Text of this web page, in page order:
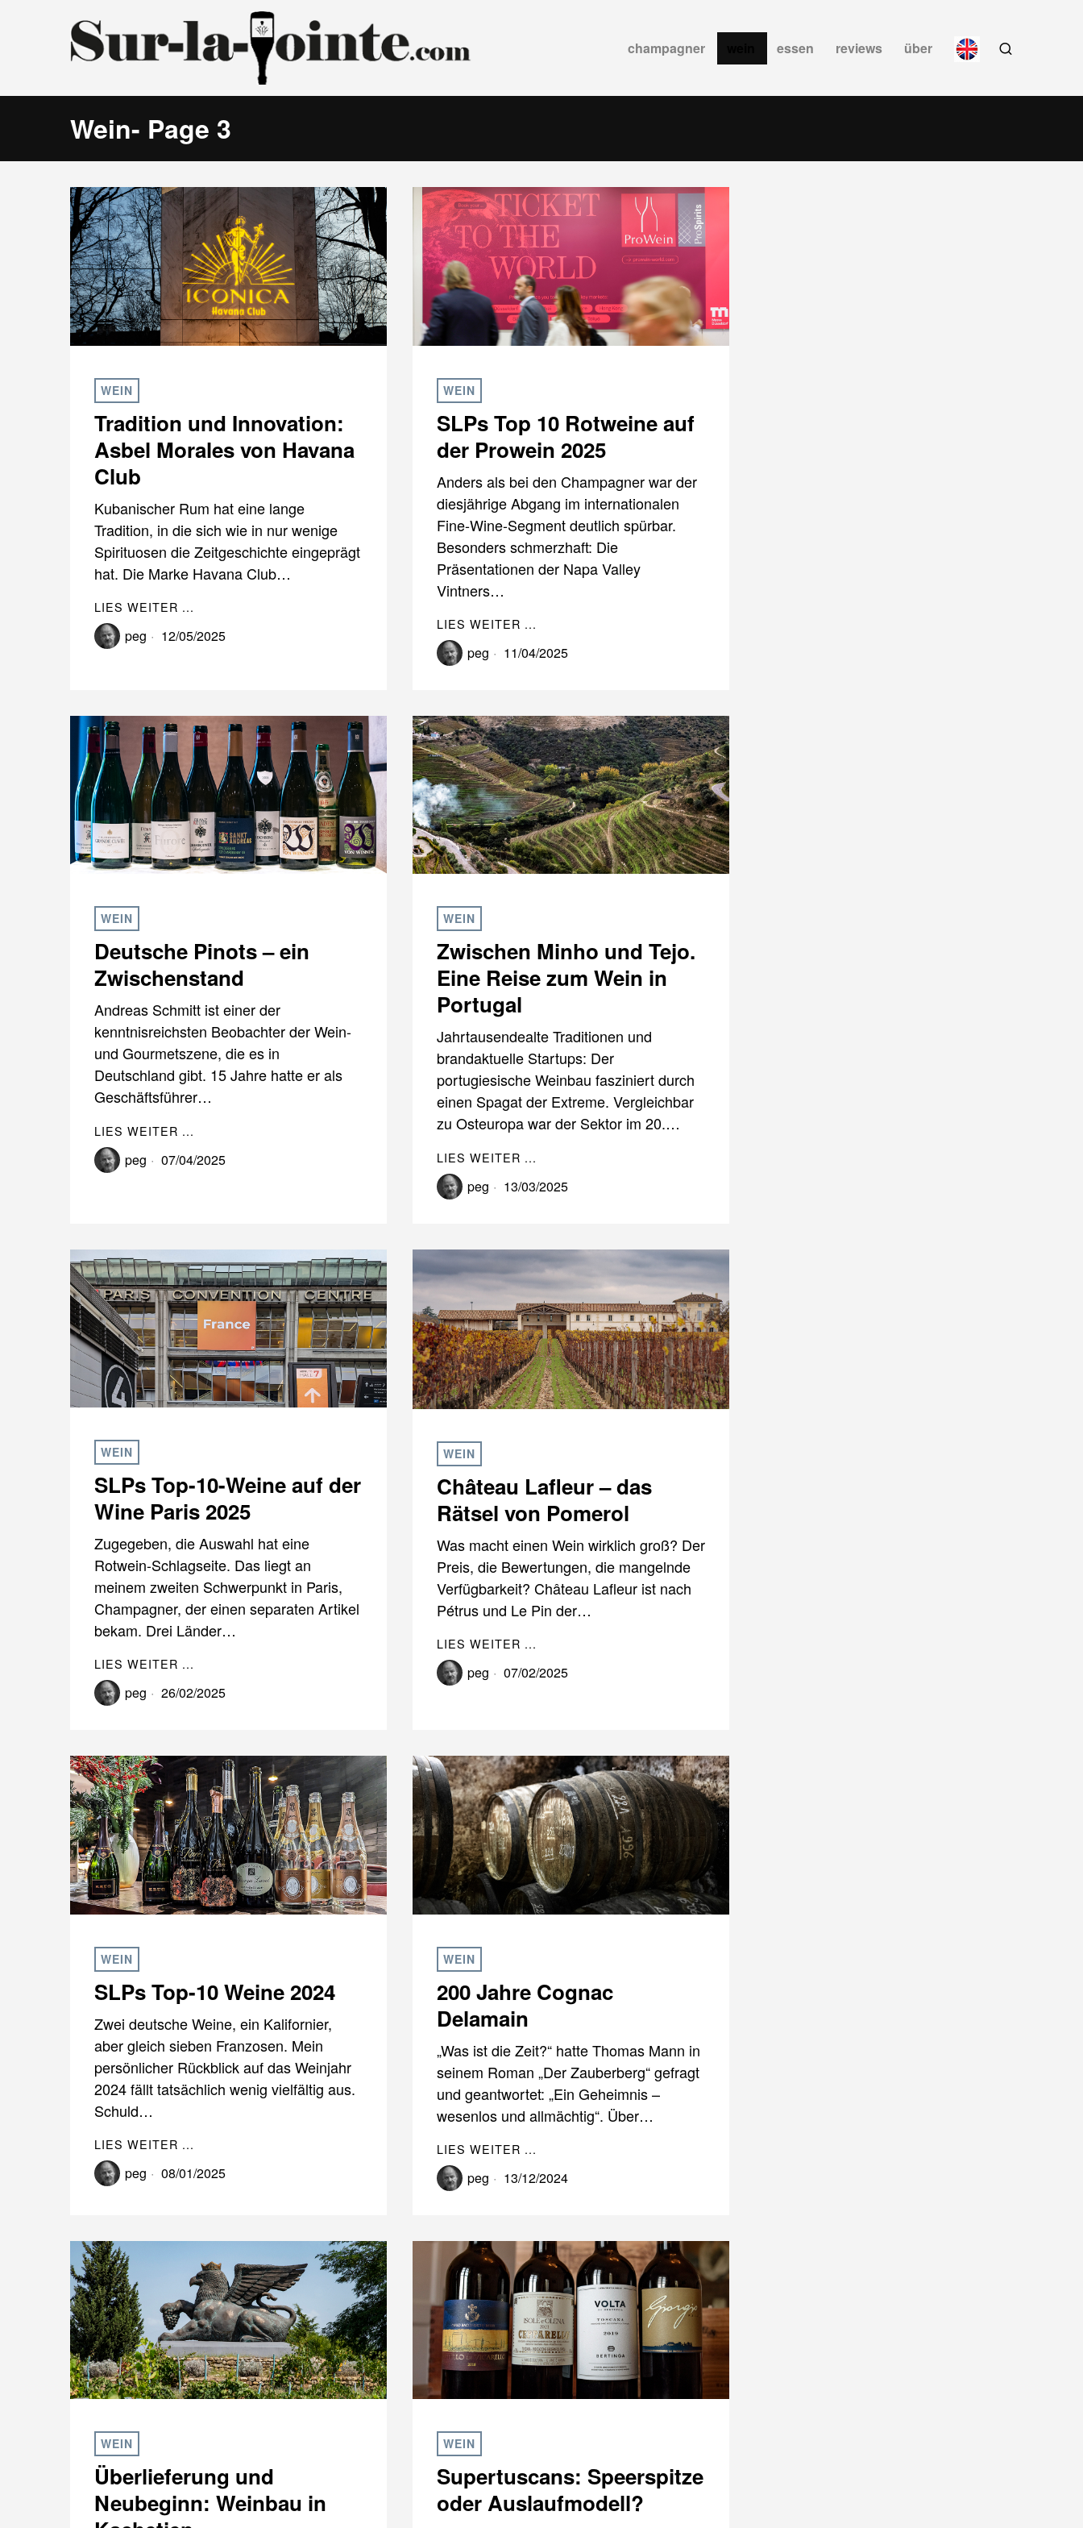
champagner essen reviews über
Wein- Page 3
WEIN
Tradition und Innovation:
Asbel Morales von Havana
Club
Kubanischer Rum hat eine lange
Tradition, in die sich wie in nur wenige
Spirituosen die Zeitgeschichte eingeprägt
hat. Die Marke Havana Club…
LIES WEITER ...
peg 12/05/2025
WEIN
SLPs Top 10 Rotweine auf
der Prowein 2025
Anders als bei den Champagner war der
diesjährige Abgang im internationalen
Fine-Wine-Segment deutlich spürbar.
Besonders schmerzhaft: Die
Präsentationen der Napa Valley
Vintners…
LIES WEITER ...
peg 11/04/2025
WEIN
Deutsche Pinots – ein
Zwischenstand
Andreas Schmitt ist einer der
kenntnisreichsten Beobachter der Wein-
und Gourmetszene, die es in
Deutschland gibt. 15 Jahre hatte er als
Geschäftsführer…
LIES WEITER ...
peg 07/04/2025
WEIN
Zwischen Minho und Tejo.
Eine Reise zum Wein in
Portugal
Jahrtausendealte Traditionen und
brandaktuelle Startups: Der
portugiesische Weinbau fasziniert durch
einen Spagat der Extreme. Vergleichbar
zu Osteuropa war der Sektor im 20.…
LIES WEITER ...
peg 13/03/2025
WEIN
SLPs Top-10-Weine auf der
Wine Paris 2025
Zugegeben, die Auswahl hat eine
Rotwein-Schlagseite. Das liegt an
meinem zweiten Schwerpunkt in Paris,
Champagner, der einen separaten Artikel
bekam. Drei Länder…
LIES WEITER ...
peg 26/02/2025
WEIN
Château Lafleur – das
Rätsel von Pomerol
Was macht einen Wein wirklich groß? Der
Preis, die Bewertungen, die mangelnde
Verfügbarkeit? Château Lafleur ist nach
Pétrus und Le Pin der…
LIES WEITER ...
peg 07/02/2025
WEIN
SLPs Top-10 Weine 2024
Zwei deutsche Weine, ein Kalifornier,
aber gleich sieben Franzosen. Mein
persönlicher Rückblick auf das Weinjahr
2024 fällt tatsächlich wenig vielfältig aus.
Schuld…
LIES WEITER ...
peg 08/01/2025
WEIN
200 Jahre Cognac
Delamain
„Was ist die Zeit?“ hatte Thomas Mann in
seinem Roman „Der Zauberberg“ gefragt
und geantwortet: „Ein Geheimnis –
wesenlos und allmächtig“. Über…
LIES WEITER ...
peg 13/12/2024
WEIN
Überlieferung und
Neubeginn: Weinbau in
WEIN
Supertuscans: Speerspitze
oder Auslaufmodell?